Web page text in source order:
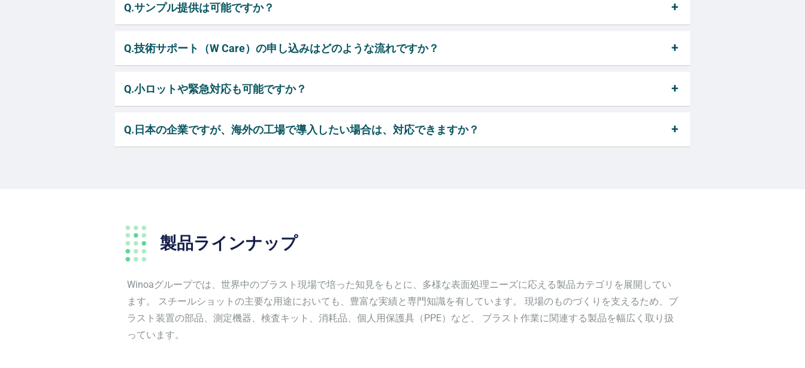
Q.サンプル提供は可能ですか？
Q.技術サポート（W Care）の申し込みはどのような流れですか？
Q.小ロットや緊急対応も可能ですか？
Q.日本の企業ですが、海外の工場で導入したい場合は、対応できますか？
製品ラインナップ
Winoaグループでは、世界中のブラスト現場で培った知見をもとに、多様な表面処理ニーズに応える製品カテゴリを展開してい
ます。 スチールショットの主要な用途においても、豊富な実績と専門知識を有しています。 現場のものづくりを支えるため、ブ
ラスト装置の部品、測定機器、検査キット、消耗品、個人用保護具（PPE）など、 ブラスト作業に関連する製品を幅広く取り扱
っています。